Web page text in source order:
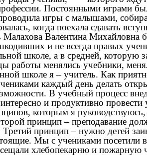
Постоянными играми
игры с малышами,
когда поехала сдавать
Валентина
и не всегда правых
школе, а в средней, которую
работы менялись учебники,
школе я – учитель. Как
каждый день делать
В учебный процесс
и продуктивно
которым я
принцип – преподавание
принцип – нужно детей
Мы с учениками
хлебопекарню и пожарную